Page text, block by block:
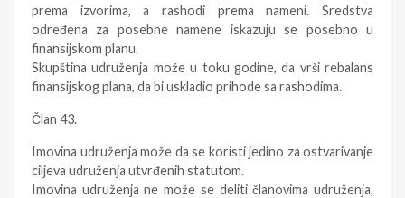
prema izvorima, a rashodi prema nameni. Sredstva
određena za posebne namene iskazuju se posebno u
finansijskom planu.
Skupština udruženja može u toku godine, da vrši rebalans
finansijskog plana, da bi uskladio prihode sa rashodima.
Član 43.
Imovina udruženja može da se koristi jedino za ostvarivanje
ciljeva udruženja utvrđenih statutom.
Imovina udruženja ne može se deliti članovima udruženja,